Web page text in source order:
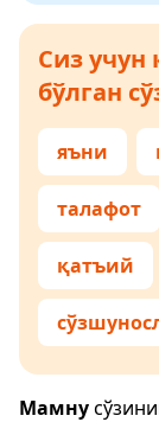
Сиз
бўлган
яъни
талафот
қатъий
Мамну